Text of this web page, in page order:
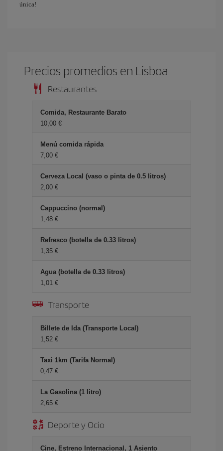
única!
Precios promedios en Lisboa
Restaurantes
Comida, Restaurante Barato
10,00
Menú comida rápida
7,00
Cerveza Local (vaso o pinta de 0.5 litros)
2,00
Cappuccino (normal)
1,48
Refresco (botella de 0.33 litros)
1,35
Agua (botella de 0.33 litros)
1,01
Transporte
Billete de Ida (Transporte Local)
1,52
Taxi 1km (Tarifa Normal)
0,47
La Gasolina (1 litro)
2,65
Deporte y Ocio
Cine, Estreno Internacional, 1 Asiento